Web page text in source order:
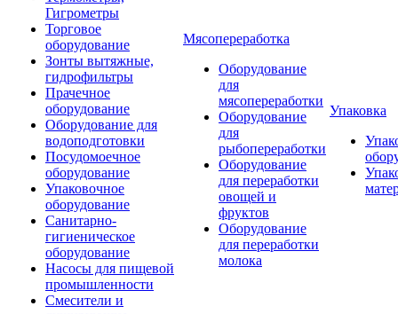
Гигрометры
Торговое
оборудование
Зонты вытяжные,
гидрофильтры
Прачечное
оборудование
Оборудование для
водоподготовки
Посудомоечное
оборудование
Упаковочное
оборудование
Санитарно-
гигиеническое
оборудование
Насосы для пищевой
промышленности
Смесители и
Мясопереработка
Оборудование
для
мясопереработки
Оборудование
для
рыбопереработки
Оборудование
для переработки
овощей и
фруктов
Оборудование
для переработки
молока
Упаковка